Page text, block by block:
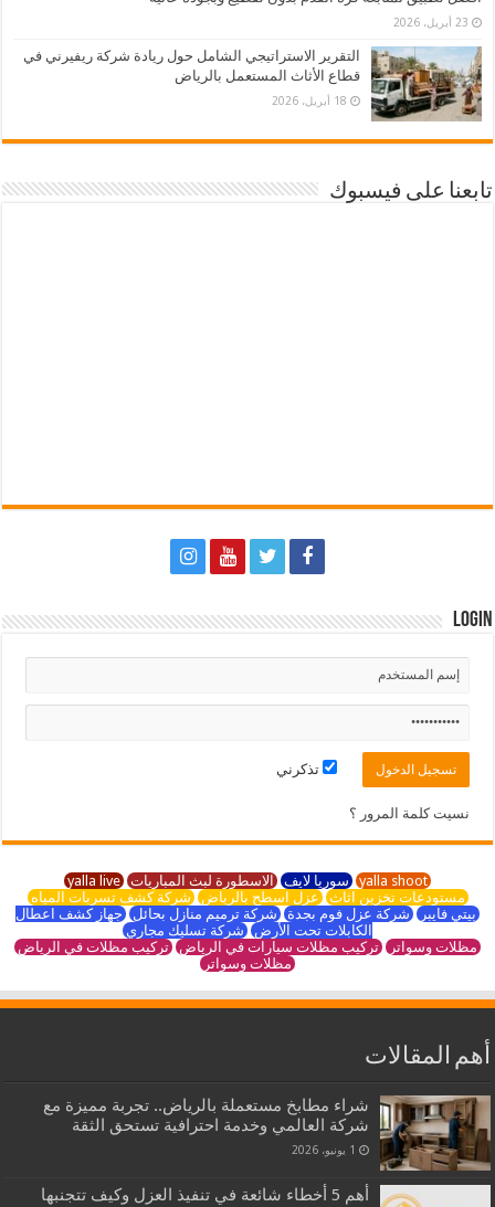
23 أبريل، 2026
التقرير الاستراتيجي الشامل حول ريادة شركة ريفيرني في
قطاع الأثاث المستعمل بالرياض
18 أبريل، 2026
تابعنا على فيسبوك
Login
تذكرني
نسيت كلمة المرور ؟
yalla shoot سوريا لايف الاسطورة لبث المباريات yalla live
مستودعات تخزين اثاث عزل اسطح بالرياض شركة كشف تسربات المياه
بيتي فايبر شركة عزل فوم بجدة شركة ترميم منازل بحائل جهاز كشف اعطال
الكابلات تحت الأرض شركة تسليك مجاري
مظلات وسواتر تركيب مظلات سيارات في الرياض تركيب مظلات في الرياض
مظلات وسواتر
أهم المقالات
شراء مطابخ مستعملة بالرياض.. تجربة مميزة مع
شركة العالمي وخدمة احترافية تستحق الثقة
1 يونيو، 2026
أهم 5 أخطاء شائعة في تنفيذ العزل وكيف تتجنبها